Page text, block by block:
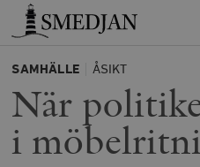
Timbro
SAMHÄLLE ÅSIKT
När
i